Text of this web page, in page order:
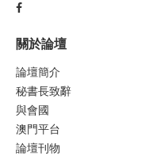
關於論壇
論壇簡介
秘書長致辭
與會國
澳門平台
論壇刊物